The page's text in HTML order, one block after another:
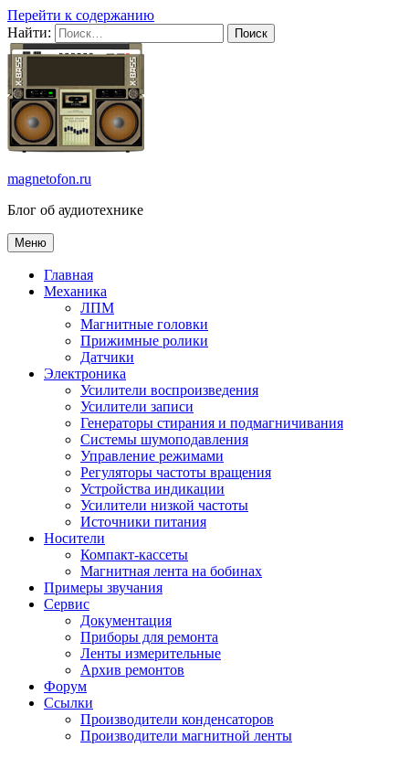
Перейти к содержанию
Найти:
magnetofon.ru
Блог об аудиотехнике
Меню
Главная
Механика
ЛПМ
Магнитные головки
Прижимные ролики
Датчики
Электроника
Усилители воспроизведения
Усилители записи
Генераторы стирания и подмагничивания
Системы шумоподавления
Управление режимами
Регуляторы частоты вращения
Устройства индикации
Усилители низкой частоты
Источники питания
Носители
Компакт-кассеты
Магнитная лента на бобинах
Примеры звучания
Сервис
Документация
Приборы для ремонта
Ленты измерительные
Архив ремонтов
Форум
Ссылки
Производители конденсаторов
Производители магнитной ленты